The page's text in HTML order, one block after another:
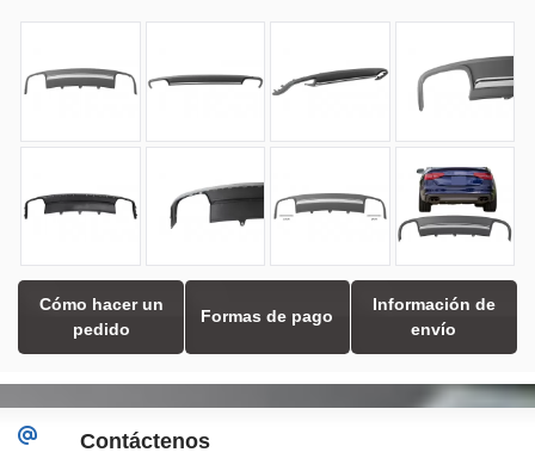
Cómo hacer un
pedido
Formas de pago
Información de
envío
Contáctenos